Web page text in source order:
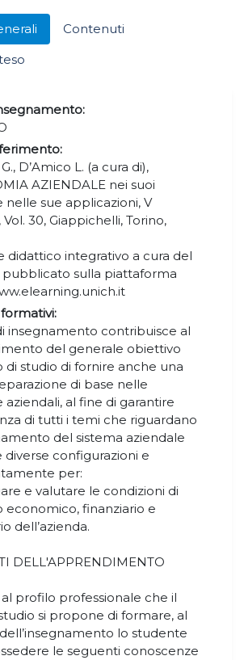
Contenuti
D’Amico L. (a cura di),
AZIENDALE nei suoi
nelle sue applicazioni, V
30, Giappichelli, Torino,
didattico integrativo a cura del
sulla piattaforma
insegnamento contribuisce al
del generale obiettivo
di studio di fornire anche una
di base nelle
aziendali, al fine di garantire
di tutti i temi che riguardano
del sistema aziendale
diverse configurazioni e
per:
e valutare le condizioni di
economico, finanziario e
dell’azienda.
DELL'APPRENDIMENTO
profilo professionale che il
si propone di formare, al
lo studente
le seguenti conoscenze